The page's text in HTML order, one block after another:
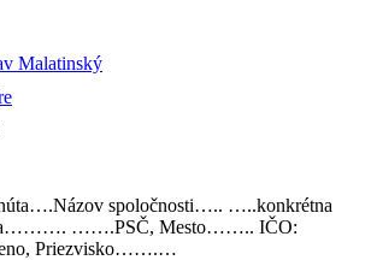
Malatinský
Žiadosť
spoločnosti….. …..konkrétna
…….PSČ, Mesto…….. IČO:
Priezvisko…….…